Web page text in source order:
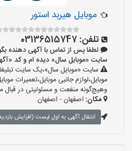
موبایل هیربد استور
تلفن: 03136515747
لطفا پس از تماس با آگهی دهنده
سایت «موبایل سال» دیده ام و کد «آگهی-84» را اعلام
سایت «موبایل سال»،یک سایت
موبایل،لوازم جانبی موبایل،تعمیرات
وهیچ‌گونه منفعت و مسئولیتی در قبال
مکان: اصفهان - اصفهان
انتقال آگهی به اول لیست (افزایش